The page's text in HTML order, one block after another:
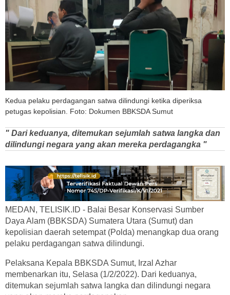
Kedua pelaku perdagangan satwa dilindungi ketika diperiksa
petugas kepolisian. Foto: Dokumen BBKSDA Sumut
" Dari keduanya, ditemukan sejumlah satwa langka dan
dilindungi negara yang akan mereka perdagangka "
MEDAN, TELISIK.ID - Balai Besar Konservasi Sumber
Daya Alam (BBKSDA) Sumatera Utara (Sumut) dan
kepolisian daerah setempat (Polda) menangkap dua orang
pelaku perdagangan satwa dilindungi.
Pelaksana Kepala BBKSDA Sumut, Irzal Azhar
membenarkan itu, Selasa (1/2/2022). Dari keduanya,
ditemukan sejumlah satwa langka dan dilindungi negara